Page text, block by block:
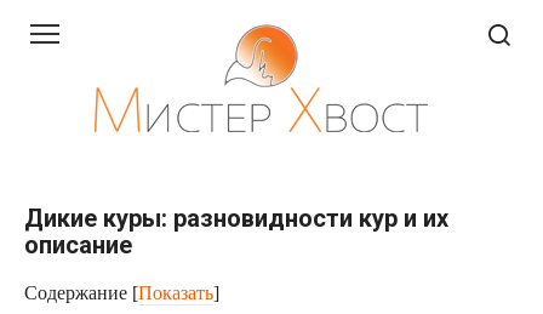
Дикие куры: разновидности кур и их
описание
Содержание [Показать]